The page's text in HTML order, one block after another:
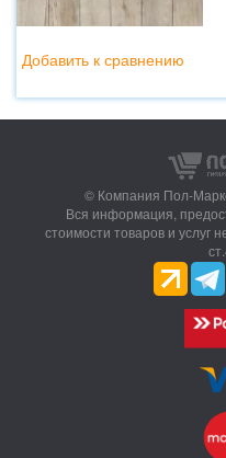
Добавить к сравнению
© Компания Пол-
Вся информация,
стоимости товаров и услуг